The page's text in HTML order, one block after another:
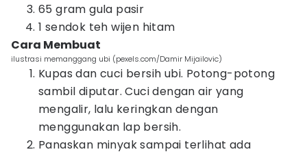
65 gram gula pasir
1 sendok teh wijen hitam
Cara Membuat
ilustrasi memanggang ubi (pexels.com/Damir Mijailovic)
Kupas dan cuci bersih ubi. Potong-potong
sambil diputar. Cuci dengan air yang
mengalir, lalu keringkan dengan
menggunakan lap bersih.
Panaskan minyak sampai terlihat ada